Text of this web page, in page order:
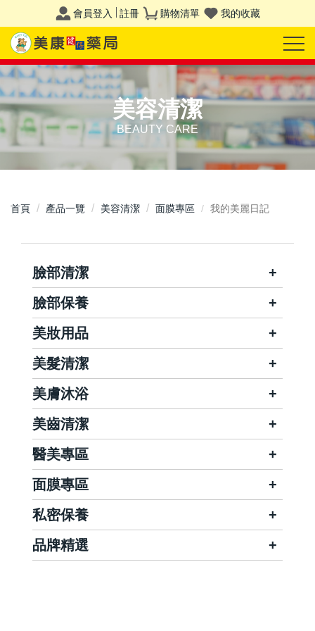
會員登入 註冊 購物清單 我的收藏
美容清潔
BEAUTY CARE
首頁 產品一覽 美容清潔 面膜專區 我的美麗日記
臉部清潔
臉部保養
美妝用品
美髮清潔
美膚沐浴
美齒清潔
醫美專區
面膜專區
私密保養
品牌精選